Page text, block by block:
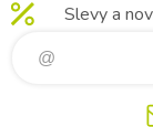
Slevy a